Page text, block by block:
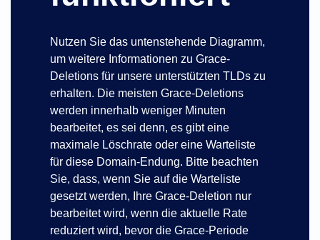
Nutzen Sie das untenstehende Diagramm,
um weitere Informationen zu Grace-
Deletions für unsere unterstützten TLDs zu
erhalten. Die meisten Grace-Deletions
werden innerhalb weniger Minuten
bearbeitet, es sei denn, es gibt eine
maximale Löschrate oder eine Warteliste
für diese Domain-Endung. Bitte beachten
Sie, dass, wenn Sie auf die Warteliste
gesetzt werden, Ihre Grace-Deletion nur
bearbeitet wird, wenn die aktuelle Rate
reduziert wird, bevor die Grace-Periode